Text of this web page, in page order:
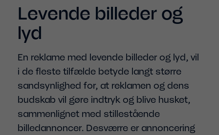
Levende billeder og
lyd
En reklame med levende billeder og lyd, vil
i de fleste tilfælde betyde langt større
sandsynlighed for, at reklamen og dens
budskab vil gøre indtryk og blive husket,
sammenlignet med stillestående
billedannoncer. Desværre er annoncering